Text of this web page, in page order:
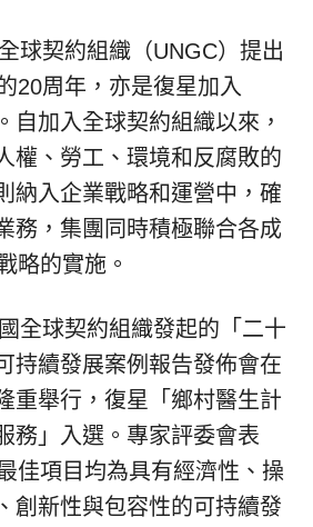
球契約組織（UNGC）提出
20周年，亦是復星加入
自加入全球契約組織以來，
權、勞工、環境和反腐敗的
納入企業戰略和運營中，確
務，集團同時積極聯合各成
略的實施。
全球契約組織發起的「二十
持續發展案例報告發佈會在
重舉行，復星「鄉村醫生計
務」入選。專家評委會表
佳項目均為具有經濟性、操
創新性與包容性的可持續發